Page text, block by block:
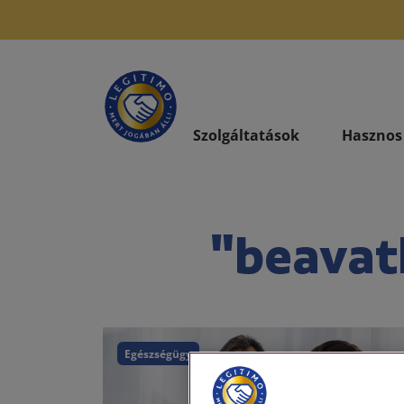
Szolgáltatások
Egészségügy